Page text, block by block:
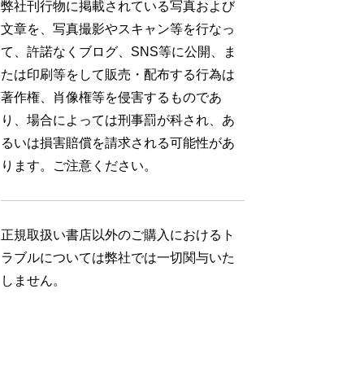
弊社刊行物に掲載されている写真および
文章を、写真撮影やスキャン等を行なっ
て、許諾なくブログ、SNS等に公開、ま
たは印刷等をして販売・配布する行為は
著作権、肖像権等を侵害するものであ
り、場合によっては刑事罰が科され、あ
るいは損害賠償を請求される可能性があ
ります。ご注意ください。
正規取扱い書店以外のご購入におけるト
ラブルについては弊社では一切関与いた
しません。